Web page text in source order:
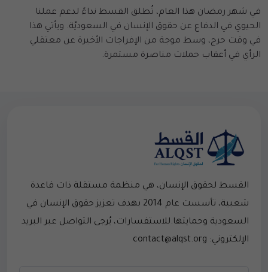
في شهر رمضان هذا العام، تُطلق القسط نداءً لدعم عملنا
الحيوي في الدفاع عن حقوق الإنسان في السعوديّة. ويأتي هذا
في وقت حرج، وسط موجة من الإفراجات الأخيرة عن معتقلي
الرأي في أعقاب حملات مناصرة مستمرة.
القسط لحقوق الإنسان، هي منظمة مستقلة ذات قاعدة
شعبية، تأسست عام 2014 بهدف تعزيز حقوق الإنسان في
السعودية وحمايتها.للاستفسارات، يُرجى التواصل عبر البريد
الإلكتروني: contact@alqst.org